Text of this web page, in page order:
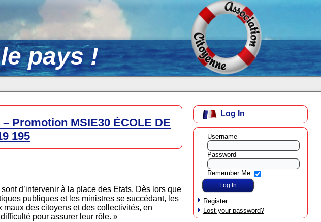
pays !
Promotion MSIE30 ÉCOLE DE
195
d’intervenir à la place des Etats. Dès lors que
publiques et les ministres se succédant, les
des citoyens et des collectivités, en
pour assurer leur rôle. »
Log In
Username
Password
Remember Me
Register
Lost your password?